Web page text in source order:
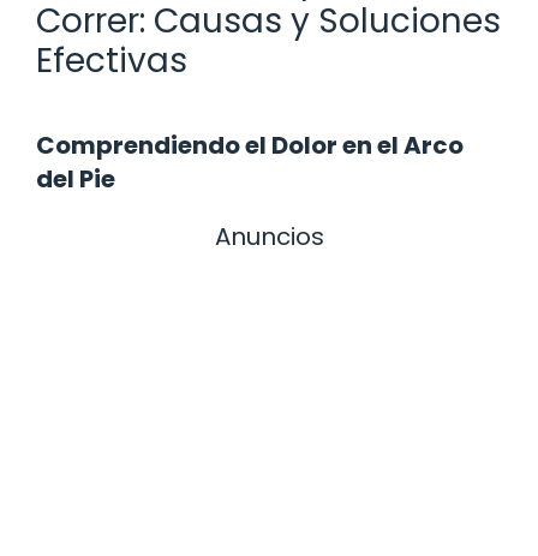
Correr: Causas y Soluciones
Efectivas
Comprendiendo el Dolor en el Arco
del Pie
Anuncios